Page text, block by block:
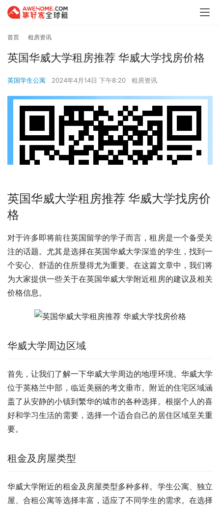
首页 租房资讯
英国华威大学租房推荐 华威大学找房价格
英国学生公寓 2024年4月14日 下午8:20 租房资讯
英国华威大学租房推荐 华威大学找房价
格
对于许多即将前往英国留学的学子而言，租房是一个备受关
注的话题。尤其是选择在英国华威大学深造的学生，找到一
个安心、舒适的住所显得尤为重要。在这篇文章中，我们将
为大家提供一些关于在英国华威大学附近租房的建议及相关
价格信息。
华威大学周边区域
首先，让我们了解一下华威大学周边的地理环境。华威大学
位于英格兰中部，临近美丽的考文垂市。附近的住宅区域涵
盖了从安静的小镇到繁华的城市的各种选择。根据个人的喜
好和学习生活的需要，选择一个适合自己的居住区域至关重
要。
租金及房屋类型
华威大学附近的租金及房屋类型多种多样。学生公寓、独立
屋、合租公寓等选择丰富，适应了不同学生的需求。在选择